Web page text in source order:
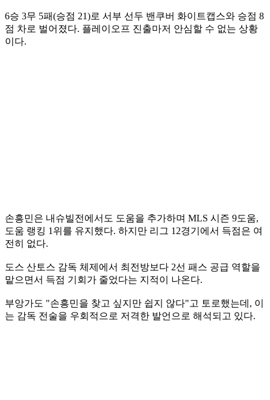
6승 3무 5패(승점 21)로 서부 선두 밴쿠버 화이트캡스와 승점 8
점 차로 벌어졌다. 플레이오프 진출마저 안심할 수 없는 상황
이다.
손흥민은 내슈빌전에서도 도움을 추가하며 MLS 시즌 9도움,
도움 랭킹 1위를 유지했다. 하지만 리그 12경기에서 득점은 여
전히 없다.
도스 산토스 감독 체제에서 최전방보다 2선 패스 공급 역할을
맡으면서 득점 기회가 줄었다는 지적이 나온다.
부앙가도 "손흥민을 찾고 싶지만 쉽지 않다"고 토로했는데, 이
는 감독 전술을 우회적으로 저격한 발언으로 해석되고 있다.